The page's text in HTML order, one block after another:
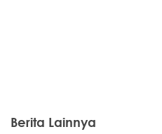
Berita Lainnya